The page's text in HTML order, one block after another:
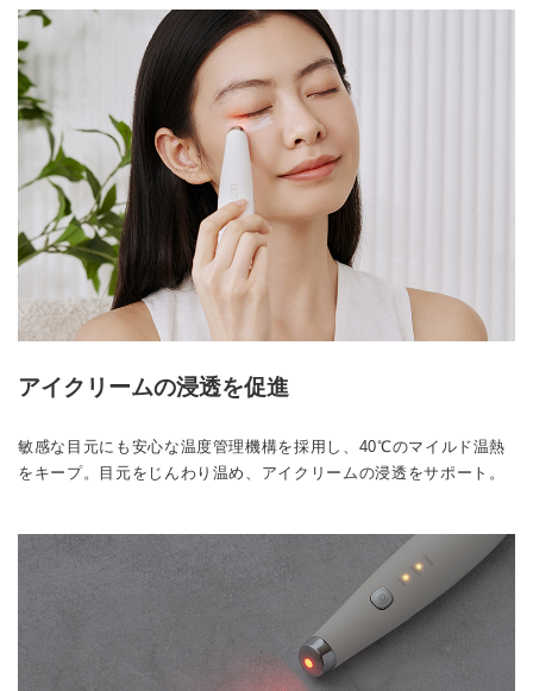
アイクリームの浸透を促進
敏感な目元にも安心な温度管理機構を採用し、40℃のマイルド温熱
をキープ。目元をじんわり温め、アイクリームの浸透をサポート。